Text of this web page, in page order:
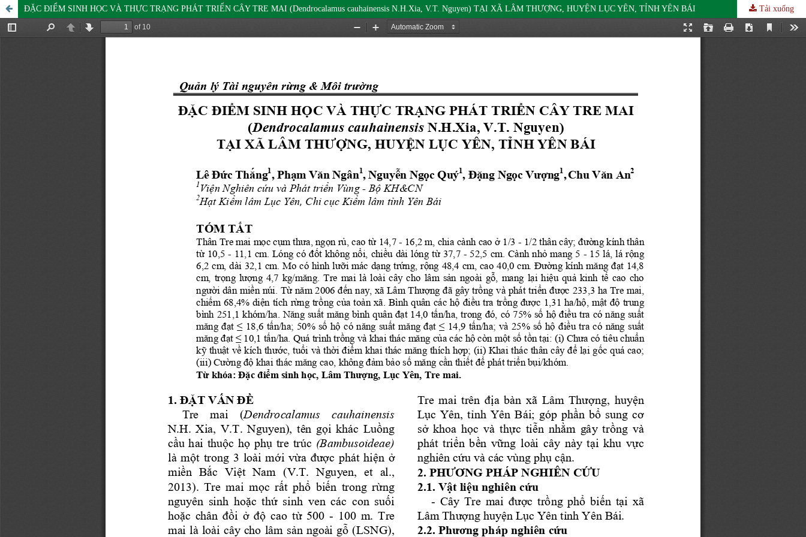
ĐẶC ĐIỂM SINH HỌC VÀ THỰC TRẠNG PHÁT TRIỂN CÂY TRE MAI (Dendrocalamus cauhainensis N.H.Xia, V.T. Nguyen) TẠI XÃ LÂM THƯỢNG, HUYỆN LỤC YÊN, TỈNH YÊN BÁI Tải xuống